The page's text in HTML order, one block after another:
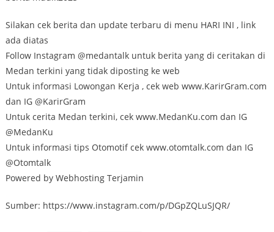
Silakan cek berita dan update terbaru di menu HARI INI , link
ada diatas
Follow Instagram @medantalk untuk berita yang di ceritakan di
Medan terkini yang tidak diposting ke web
Untuk informasi Lowongan Kerja , cek web www.KarirGram.com
dan IG @KarirGram
Untuk cerita Medan terkini, cek www.MedanKu.com dan IG
@MedanKu
Untuk informasi tips Otomotif cek www.otomtalk.com dan IG
@Otomtalk
Powered by Webhosting Terjamin
Sumber: https://www.instagram.com/p/DGpZQLuSJQR/